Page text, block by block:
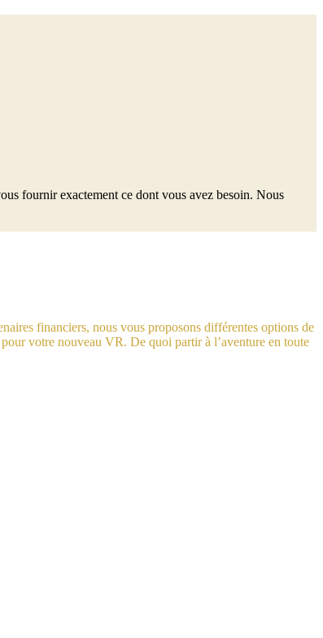
fournir exactement ce dont vous avez besoin. Nous
financiers, nous vous proposons différentes options de
votre nouveau VR. De quoi partir à l’aventure en toute